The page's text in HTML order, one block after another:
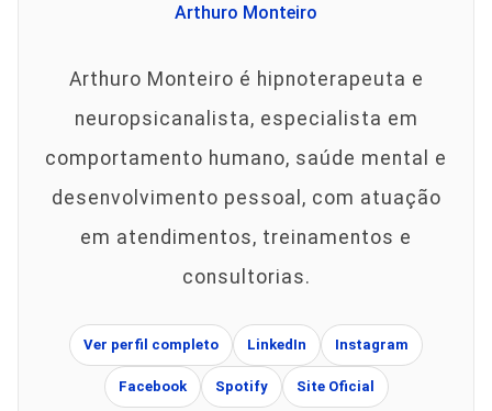
Arthuro Monteiro
Arthuro Monteiro é hipnoterapeuta e
neuropsicanalista, especialista em
comportamento humano, saúde mental e
desenvolvimento pessoal, com atuação
em atendimentos, treinamentos e
consultorias.
Ver perfil completo LinkedIn Instagram
Facebook Spotify Site Oficial